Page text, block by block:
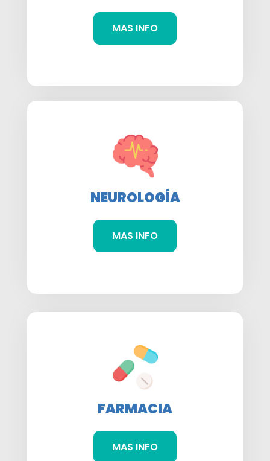
MAS INFO
NEUROLOGÍA
MAS INFO
FARMACIA
MAS INFO